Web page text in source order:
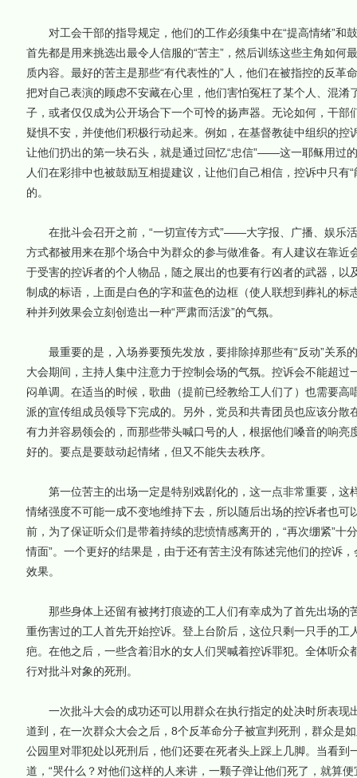
对工会干部的指导规定，他们的工作必须集中在“提高情绪”和
首先都是用来挑选出最令人信服的“苦主”，然后训练这些主角如何
质内容。最好的苦主是那些“有代表性的”人，他们在被指控的反革
把对自己表演的顾虑不安藏在心里，他们害怕冤枉了某个人、混
子，或者仅仅成为公开场合下一个可怜的扬声器。无论如何，干
疑惧不安，并使他们积极行动起来。例如，在基督教徒中组织的
让他们扔出的第一块石头，就是通过回忆“忠信”——这一耶稣用过
人们在彩排中也被鼓励互相提建议，让他们自己相信，控诉中只有
的。
在批斗会召开之前，“一切宣传方式”——大字报、广播、娱乐活
方式都被用来在那个场合中为群众的参与做准备。有人建议在靠
于受害的控诉者的个人物品，随之展出的也要有行凶者的武器，
制成的标语，上面是白色的字和蓝色的边框（使人联想到葬礼的
种并列效果会立刻创造出一种“严肃而活泼”的气氛。
最重要的是，入场券要预先发放，要排除掉那些有“反动”关系
大会期间，主持人集中注意力于控制会场的气氛。控诉会不能超
闷单调。在适当的时候，歌曲（提前已经教给工人们了）也需要
派的宣传组成员领导下完成的。另外，党员和共青团员也应该分
有力并容易领会的，而那些带头喊口号的人，根据他们嗓音的响
好的。要点是要鼓动起情绪，但又不能失去秩序。
第一位苦主的出场一定是特别戏剧化的，这一点非常重要，这
情绪强度不可能一成不变地维持下去，所以随后出场的控诉者也可
前，为了保证听众们是带着持续的悲愤情感离开的，“再次绷紧”十
情面”。一个更好的结果是，由于还有苦主没有陈述完他们的控诉
效果。
那些身体上还留有被拷打痕迹的工人们有幸成为了首先出场的
重伤害过的工人首先开始控诉。登上台阶后，这位只剩一只手的
疤。在他之后，一些含着泪水的女人们哭喊着控诉罪犯。全体听
行对批斗对象的死刑。
一次批斗大会的成功还可以用群众在执行指定的处决时所表现
道到，在一次群众大会之后，8个反革命分子被宣判死刑，群众是
公园里对罪犯处以死刑后，他们还要在死者头上踩上几脚。当看到
道，“哭什么？对他们这样的人来讲，一颗子弹让他们死了，就算